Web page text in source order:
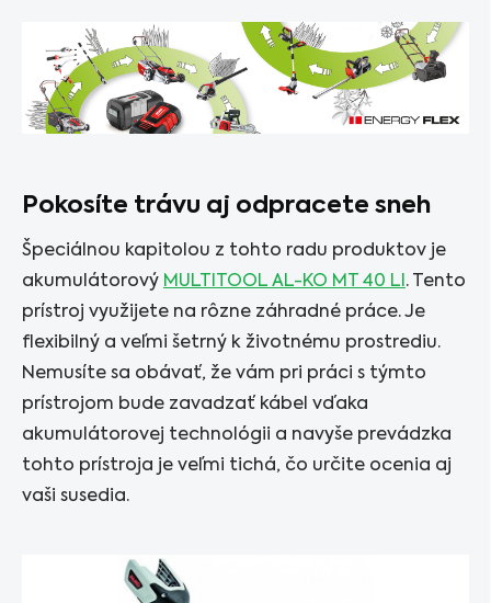
Pokosíte trávu aj odpracete sneh
Špeciálnou kapitolou z tohto radu produktov je
akumulátorový MULTITOOL AL-KO MT 40 LI . Tento
prístroj využijete na rôzne záhradné práce. Je
flexibilný a veľmi šetrný k životnému prostrediu.
Nemusíte sa obávať, že vám pri práci s týmto
prístrojom bude zavadzať kábel vďaka
akumulátorovej technológii a navyše prevádzka
tohto prístroja je veľmi tichá, čo určite ocenia aj
vaši susedia.